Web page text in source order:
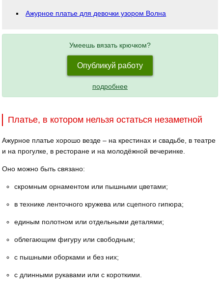
Ажурное платье для девочки узором Волна
Умеешь вязать крючком?
Опубликуй работу
подробнее
Платье, в котором нельзя остаться незаметной
Ажурное платье хорошо везде – на крестинах и свадьбе, в театре
и на прогулке, в ресторане и на молодёжной вечеринке.
Оно можно быть связано:
скромным орнаментом или пышными цветами;
в технике ленточного кружева или сцепного гипюра;
единым полотном или отдельными деталями;
облегающим фигуру или свободным;
с пышными оборками и без них;
с длинными рукавами или с короткими.